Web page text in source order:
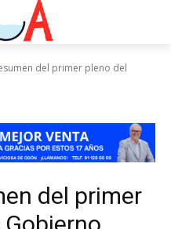
del primer pleno del
del primer